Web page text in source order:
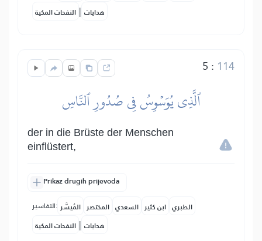
النفحات المكية | هدايات
5 : 114
ٱلَّذِي يُوَسۡوِسُ فِي صُدُورِ ٱلنَّاسِ
der in die Brüste der Menschen
einflüstert,
Prikaz drugih prijevoda
التفاسير: المُيسَّر المختصر السعدي ابن كثير الطبري
النفحات المكية | هدايات